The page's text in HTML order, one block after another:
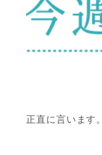
正直に言います。